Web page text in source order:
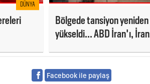
DÜNYA
Bölgede tansiyon yeniden
yükseldi... ABD İran'ı, İran
Facebook ile paylaş